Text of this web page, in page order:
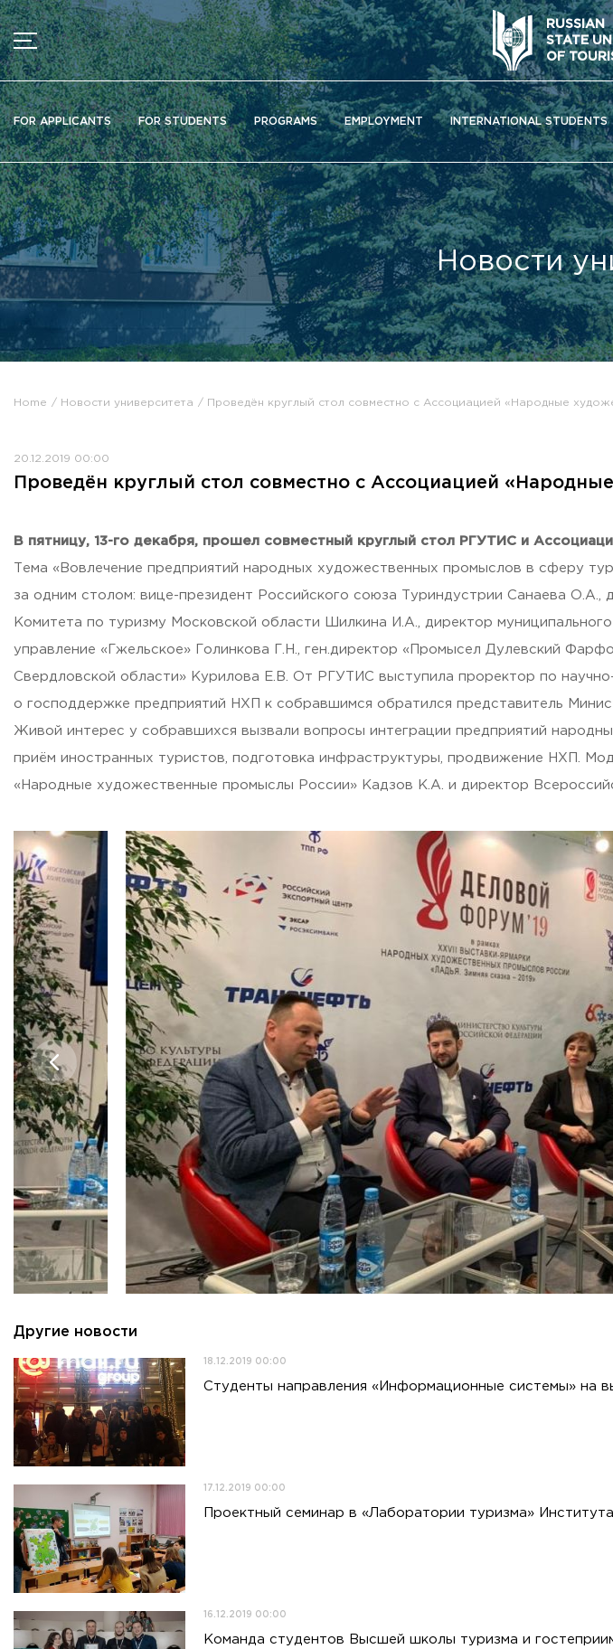
RUSSIAN
STATE
OF
FOR APPLICANTS FOR STUDENTS PROGRAMS EMPLOYMENT INTERNATIONAL STUDENTS
MENU
News
Ads
Documents
Information about educational organization
Officially about admission
Scientific activity
Higher schools / Institutes / Departments
Additional education
Федеральный ресурсный центр
Вакантные места для приема (перевода)
Housing and utilities
Визово-регистрационное сопровождение иностранных граждан
Партнерские проекты
Olympiads
Политика доступа, авторских прав и лицензирования
ADDRESS
99 Glavnaya Street, dp.Cherkizovo, Urban district Pushkinsky, Moscow region, 141221
TELEPHONES:
+7 (495) 940 83 00
+7 (495) 940 83 58
obrashenia@rguts.ru
WORKING HOURS
Mo-th: from 09:00 to 18:00;
Fr: from 09:00 to 16:45;
Новости
Home Новости университета Проведён круглый стол совместно с Ассоциацией «Народные
20.12.2019 00:00
Проведён круглый стол совместно с Ассоциацией
В пятницу, 13-го декабря, прошел совместный круглый стол РГУТИС и
Тема «Вовлечение предприятий народных художественных промыслов в сферу
за одним столом: вице-президент Российского союза Туриндустрии Санаева
Комитета по туризму Московской области Шилкина И.А., директор
управление «Гжельское» Голинкова Г.Н., ген.директор «Промысел Дулевский
Свердловской области» Курилова Е.В. От РГУТИС выступила проректор по
о господдержке предприятий НХП к собравшимся обратился представитель
Живой интерес у собравшихся вызвали вопросы интеграции предприятий
приём иностранных туристов, подготовка инфраструктуры, продвижение НХП.
«Народные художественные промыслы России» Кадзов К.А. и директор
Другие новости
18.12.2019 00:00
Студенты направления «Информационные системы» на
17.12.2019 00:00
Проектный семинар в «Лаборатории туризма»
16.12.2019 00:00
Команда студентов Высшей школы туризма и